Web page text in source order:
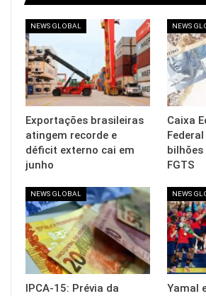
NEWS GLOBAL
Exportações brasileiras
atingem recorde e
déficit externo cai em
junho
NEWS
Caixa
FGTS
NEWS GLOBAL
IPCA-15: Prévia da
NEWS
Yamal